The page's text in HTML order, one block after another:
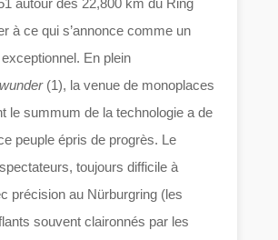
autour des 22,800 km du Ring
à ce qui s’annonce comme un
En plein
(1), la venue de monoplaces
le summum de la technologie a de
peuple épris de progrès. Le
toujours difficile à
précision au Nürburgring (les
souvent claironnés par les